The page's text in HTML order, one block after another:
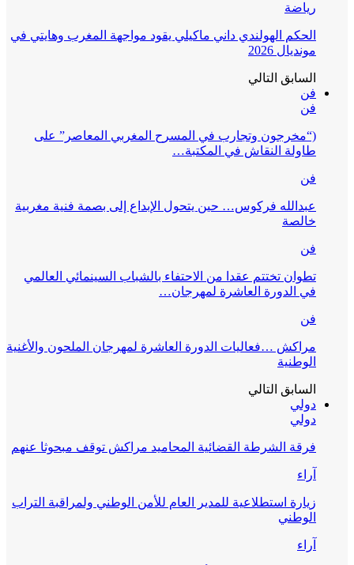
رياضة
الحكم الهولندي داني ماكيلي يقود مواجهة المغرب وهايتي في
مونديال 2026
السابق التالي
فن
فن
(“مخرجون وتجارب في المسرح المغربي المعاصر” على
طاولة النقاش في المكتبة…
فن
عبدالله فركوس… حين يتحول الإبداع إلى بصمة فنية مغربية
خالصة
فن
تطوان تختتم عقدا من الاحتفاء بالشباب السينمائي العالمي
في الدورة العاشرة لمهرجان…
فن
مراكش …فعاليات الدورة العاشرة لمهرجان الملحون والأغنية
الوطنية
السابق التالي
دولي
دولي
فرقة الشرطة القضائية المحاميد مراكش توقف مبحوثا عنهم
آراء
زيارة استطلاعية للمدير العام للأمن الوطني ولمراقبة التراب
الوطني
آراء